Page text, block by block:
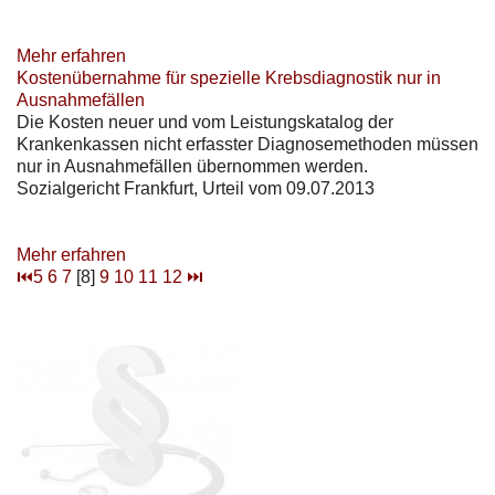
Mehr erfahren
Kostenübernahme für spezielle Krebsdiagnostik nur in
Ausnahmefällen
Die Kosten neuer und vom Leistungskatalog der
Krankenkassen nicht erfasster Diagnosemethoden müssen
nur in Ausnahmefällen übernommen werden.
Sozialgericht Frankfurt, Urteil vom 09.07.2013
Mehr erfahren
⏮5 6 7 [8] 9 10 11 12 ⏭